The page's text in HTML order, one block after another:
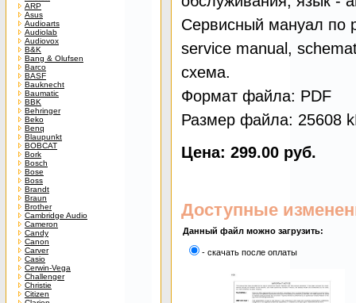
ARP
Asus
Audioarts
Audiolab
Audiovox
B&K
Bang & Olufsen
Barco
BASF
Bauknecht
Baumatic
BBK
Behringer
Beko
Benq
Blaupunkt
BOBCAT
Bork
Bosch
Bose
Boss
Brandt
Braun
Brother
Cambridge Audio
Cameron
Candy
Canon
Carver
Casio
Cerwin-Vega
Challenger
Christie
Citizen
Сервисный мануал по
service manual,
схема.
Формат файла: PDF
Размер файла: 25608
Цена: 299.00 руб.
Доступные
Данный файл можно загрузить:
- скачать после оплаты